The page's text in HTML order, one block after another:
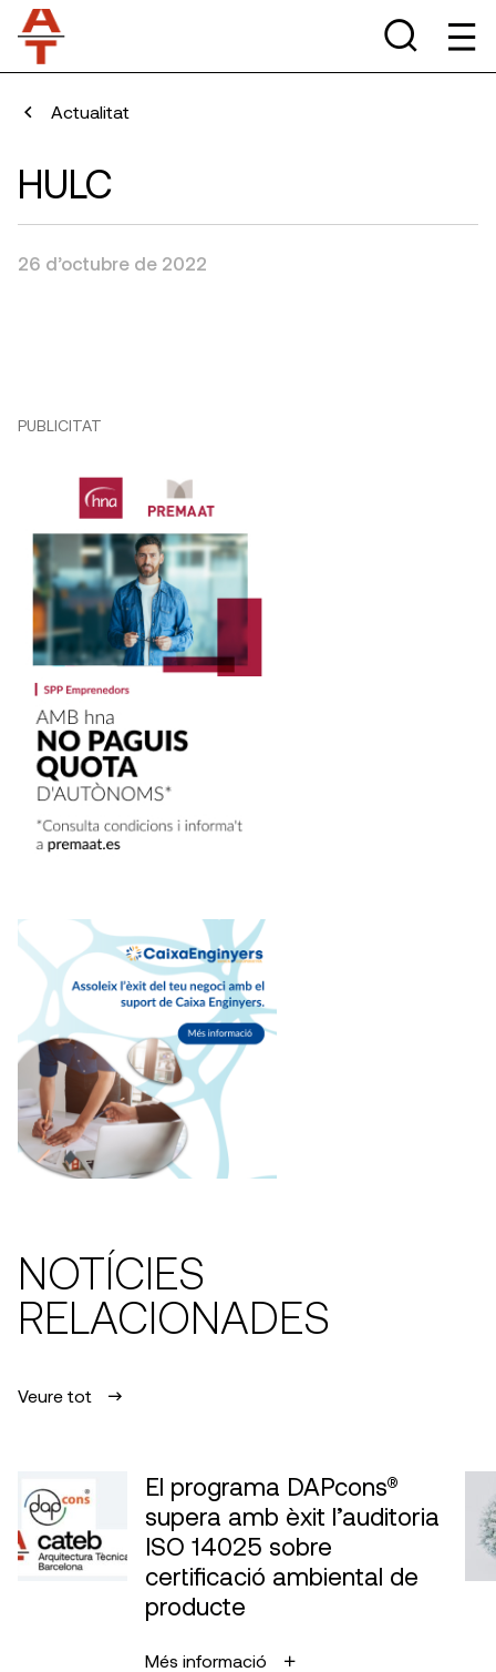
Actualitat
HULC
26 d’octubre de 2022
PUBLICITAT
NOTÍCIES
RELACIONADES
Veure tot
El programa DAPcons®
supera amb èxit l’auditoria
ISO 14025 sobre
certificació ambiental de
producte
Més informació